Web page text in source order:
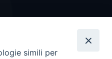
simili per